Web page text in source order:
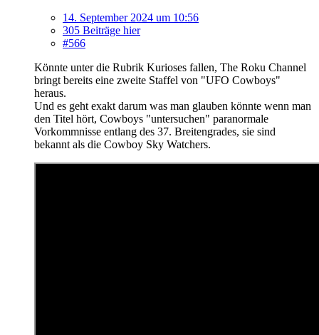
14. September 2024 um 10:56
305 Beiträge hier
#566
Könnte unter die Rubrik Kurioses fallen, The Roku Channel
bringt bereits eine zweite Staffel von "UFO Cowboys"
heraus.
Und es geht exakt darum was man glauben könnte wenn man
den Titel hört, Cowboys "untersuchen" paranormale
Vorkommnisse entlang des 37. Breitengrades, sie sind
bekannt als die Cowboy Sky Watchers.